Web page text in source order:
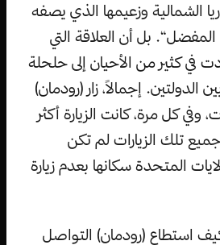
الشمالية وزعيمها الذي يصفه
بل أن العلاقة التي
في كثير من الأحيان إلى حلحلة
الدولتين. إجمالاً، زار (رودمان)
الشمالية 5 مرات، وفي كل مرة، كانت الزيارة أكثر
تلك الزيارات لم تكن
المتحدة سكانها بعدم زيارة
استطاع (رودمان) التواصل